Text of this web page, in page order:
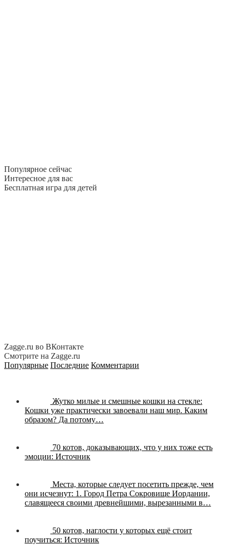
Популярное сейчас
Интересное для вас
Бесплатная игра для детей
Zagge.ru во ВКонтакте
Смотрите на Zagge.ru
Популярные Последние Комментарии
Жутко милые и смешные кошки на стекле:
Кошки уже практически завоевали наш мир. Каким
образом? Да потому…
70 котов, доказывающих, что у них тоже есть
эмоции: Источник
Места, которые следует посетить прежде, чем
они исчезнут: 1. Город Петра Сокровище Иордании,
славящееся своими древнейшими, вырезанными в…
50 котов, наглости у которых ещё стоит
поучиться: Источник